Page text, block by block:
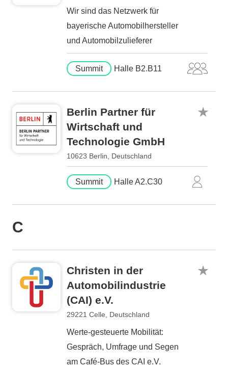
Wir sind das Netzwerk für
bayerische Automobilhersteller
und Automobilzulieferer
Summit Halle B2.B11
Berlin Partner für
Wirtschaft und
Technologie GmbH
10623 Berlin, Deutschland
Summit Halle A2.C30
C
Christen in der
Automobilindustrie
(CAI) e.V.
29221 Celle, Deutschland
Werte-gesteuerte Mobilität:
Gespräch, Umfrage und Segen
am Café-Bus des CAI e.V.